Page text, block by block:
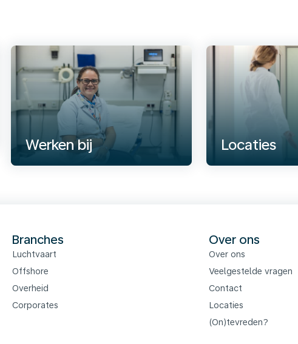
Werken bij
Locaties
Branches
Luchtvaart
Offshore
Overheid
Corporates
Over ons
Over ons
Veelgestelde vragen
Contact
Locaties
(On)tevreden?